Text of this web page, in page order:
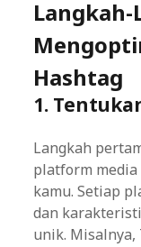
Langkah-
Hashtag
1.
Langkah
platform
kamu. Setiap
dan
unik.